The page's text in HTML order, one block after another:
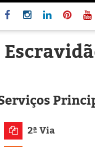
2ª Via